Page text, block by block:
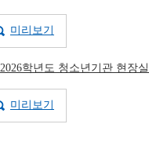
미리보기
2026학년도 청소년기관 현장
미리보기